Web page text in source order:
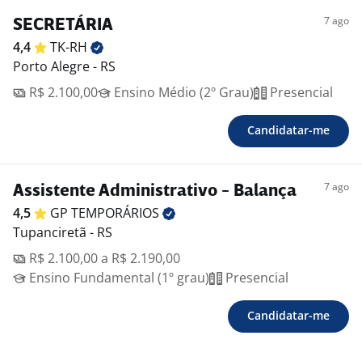
SECRETÁRIA 7 ago
4,4
TK-RH
Porto Alegre - RS
R$ 2.100,00
Ensino Médio (2º Grau) Presencial
Candidatar-me
Assistente Administrativo - Balança 7 ago
4,5 GP TEMPORÁRIOS
Tupanciretã - RS
R$ 2.100,00 a R$ 2.190,00
Ensino Fundamental (1º grau)
Presencial
Candidatar-me